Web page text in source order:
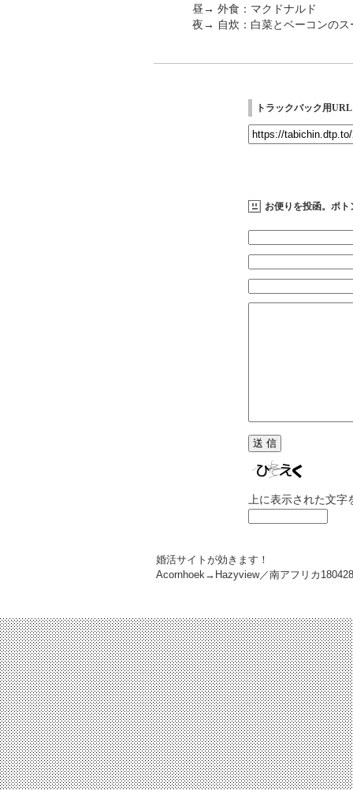
昼→ 外食：マクドナルド
夜→ 自炊：白菜とベーコンのス
トラックバック用URL
お便りを投函。ポト
上に表示された文
婚活サイトが効きます！
Acornhoek→Hazyview／南アフリカ 180428